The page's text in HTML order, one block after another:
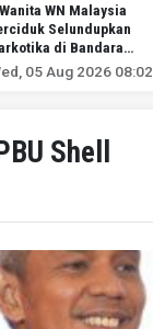
WN Malaysia
Selundupkan
di Bandara
Hatta
05 Aug 2026 08:02
Shell